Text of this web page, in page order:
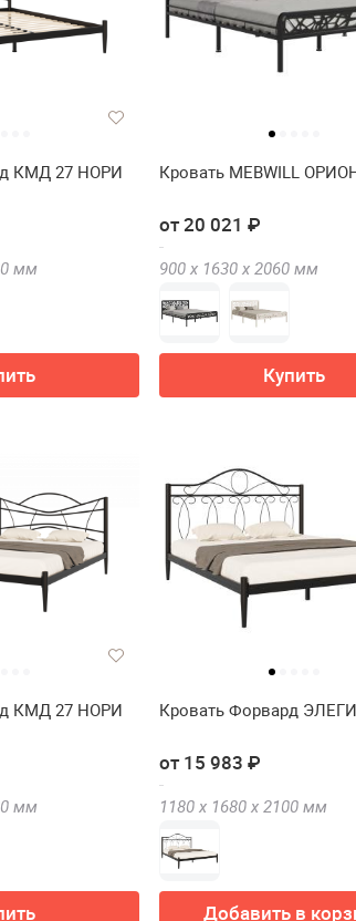
КМД 27 НОРИ
мм
Кровать MEBWILL
от 20 021 ₽
900 х 1630 х 2060 мм
Купить
КМД 27 НОРИ
мм
Кровать Форвард
от 15 983 ₽
1180 х 1680 х 2100 мм
Добавить в